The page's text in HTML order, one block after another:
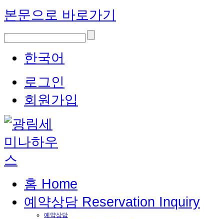
본문으로 바로가기
한국어
로그인
회원가입
홈 Home
예약상담 Reservation Inquiry
예약상담